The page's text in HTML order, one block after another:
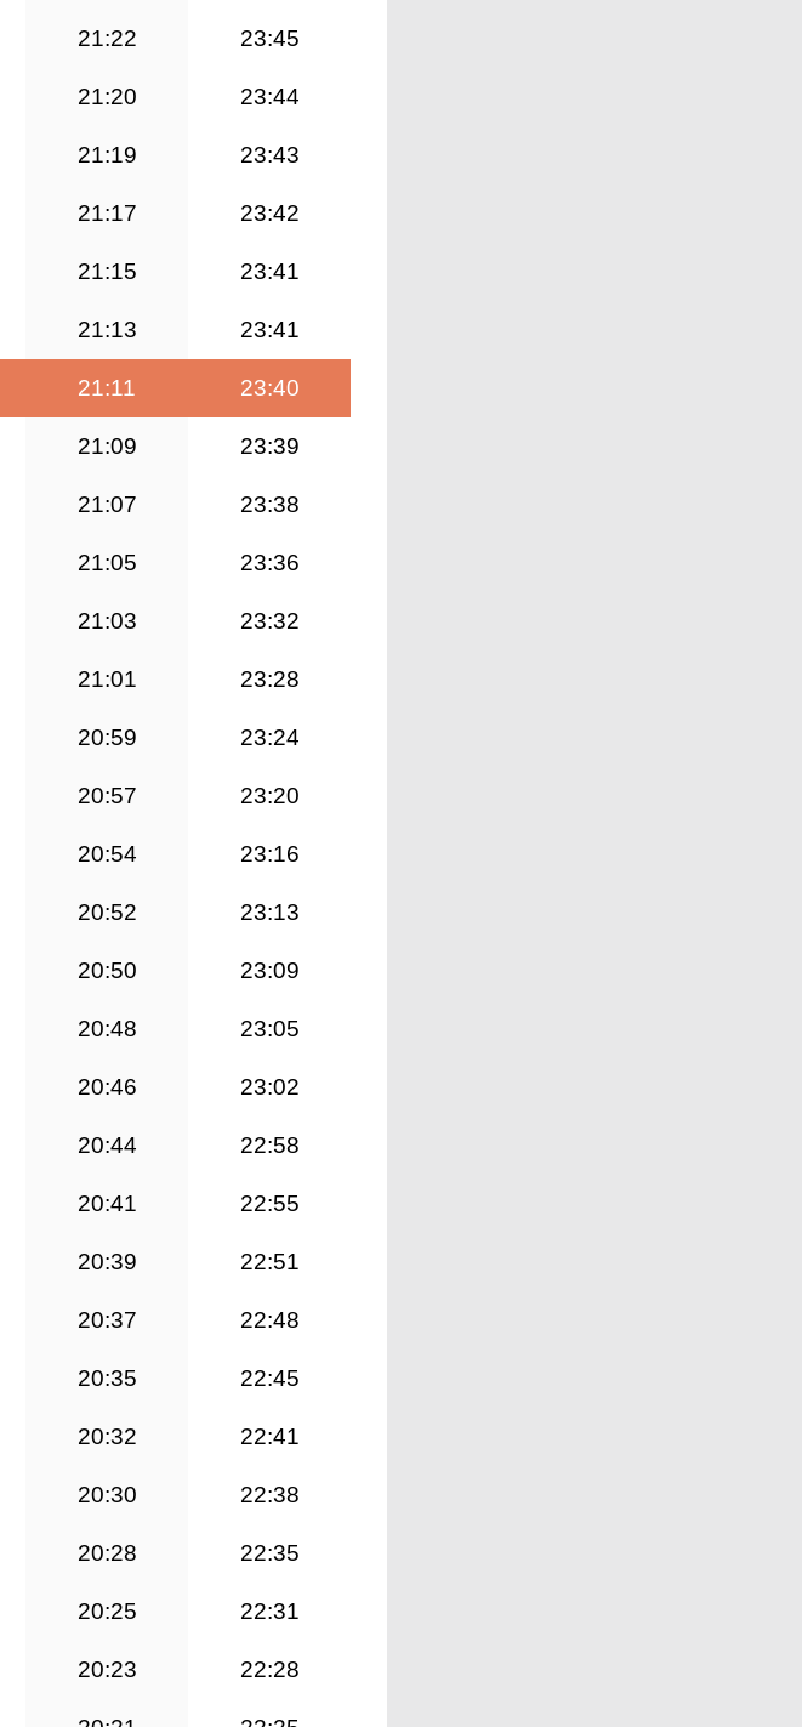
21:22 23:45
21:20 23:44
21:19 23:43
21:17 23:42
21:15 23:41
21:13 23:41
21:11 23:40
21:09 23:39
21:07 23:38
21:05 23:36
21:03 23:32
21:01 23:28
20:59 23:24
20:57 23:20
20:54 23:16
20:52 23:13
20:50 23:09
20:48 23:05
20:46 23:02
20:44 22:58
20:41 22:55
20:39 22:51
20:37 22:48
20:35 22:45
20:32 22:41
20:30 22:38
20:28 22:35
20:25 22:31
20:23 22:28